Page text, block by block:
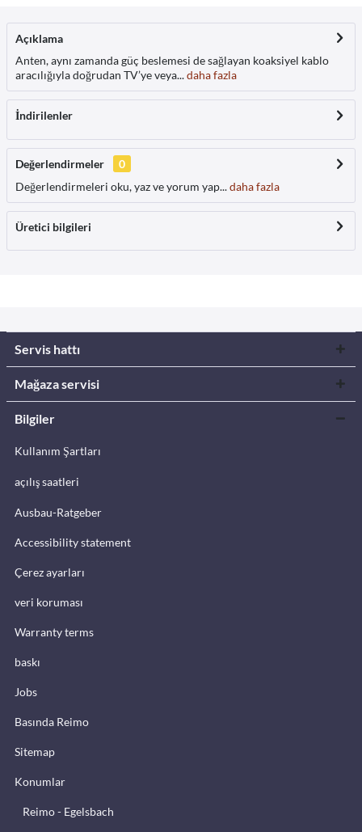
Açıklama
Anten, aynı zamanda güç beslemesi de sağlayan koaksiyel kablo
aracılığıyla doğrudan TV’ye veya...daha fazla
İndirilenler
Değerlendirmeler
0
Değerlendirmeleri oku, yaz ve yorum yap...daha fazla
Üretici bilgileri
Servis hattı
Mağaza servisi
Bilgiler
Kullanım Şartları
açılış saatleri
Ausbau-Ratgeber
Accessibility statement
Çerez ayarları
veri koruması
Warranty terms
baskı
Jobs
Basında Reimo
Sitemap
Konumlar
Reimo - Egelsbach